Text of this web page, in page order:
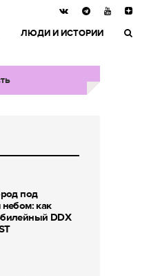
ЛЮДИ И ИСТОРИИ
под
как
DDX